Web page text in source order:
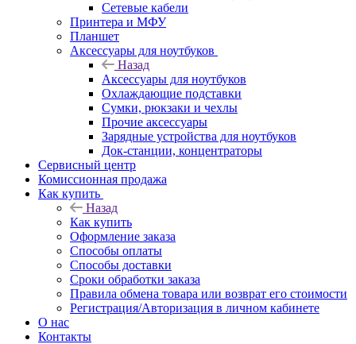
Сетевые кабели
Принтера и МФУ
Планшет
Аксессуары для ноутбуков
Назад
Аксессуары для ноутбуков
Охлаждающие подставки
Сумки, рюкзаки и чехлы
Прочие аксессуары
Зарядные устройства для ноутбуков
Док-станции, концентраторы
Сервисный центр
Комиссионная продажа
Как купить
Назад
Как купить
Оформление заказа
Способы оплаты
Способы доставки
Сроки обработки заказа
Правила обмена товара или возврат его стоимости
Регистрация/Авторизация в личном кабинете
О нас
Контакты